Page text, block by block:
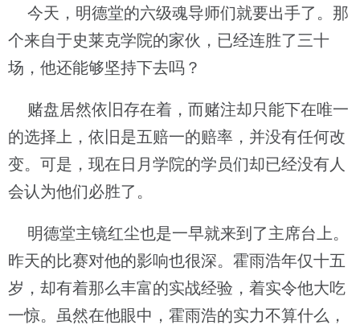
今天，明德堂的六级魂导师们就要出手了。那
个来自于史莱克学院的家伙，已经连胜了三十
场，他还能够坚持下去吗？
赌盘居然依旧存在着，而赌注却只能下在唯一
的选择上，依旧是五赔一的赔率，并没有任何改
变。可是，现在日月学院的学员们却已经没有人
会认为他们必胜了。
明德堂主镜红尘也是一早就来到了主席台上。
昨天的比赛对他的影响也很深。霍雨浩年仅十五
岁，却有着那么丰富的实战经验，着实令他大吃
一惊。虽然在他眼中，霍雨浩的实力不算什么，